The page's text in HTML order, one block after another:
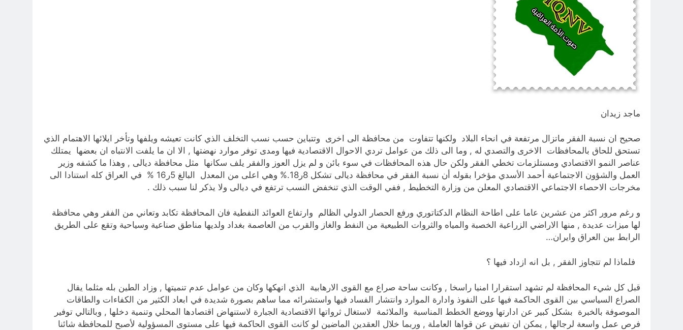
ماجد زيدان
صحيح ان نسبة الفقر ماتزال مرتفعة في انحاء البلاد ولكنها تتفاوت من محافظة الى اخرى وتتباين حسب نسب التخلف الذي كانت تعيشه ويلفها وتأخر ايلائها الاهتمام الذي
تستحق للحاق بالمحافظات الاخرى والتصدي له , وما الى ذلك من عوامل تردي الاحوال الاقتصادية فيها ومدى توفر موارد نهضتها , الا ان ما يلفت الانتباه ان بعضها يمتلك
عناصر النمو الاقتصادي ومستلزمات تخطي الفقر ولكن حال هذه المحافظات في سوء بائن و لم يزل العوز والفقر يلف سكانها مثل محافظة ديالى , وهذا ما كشفه وزير
العمل والشؤون الاجتماعية أحمد الأسدي مؤخرا بقوله أن نسبة الفقر في محافظة ديالى تشكل 8ر18.% وهي اعلى من المعدل البالغ 5ر16 % في العراق كله استنادا الى
مخرجات الاحصاء الاجتماعي الاقتصادي المعلن من وزارة التخطيط , ففي الوقت الذي تنخفض النسب ترتفع في ديالى ولا يذكر لنا سبب ذلك .
و رغم مرور اكثر من عشرين عاما على اطاحة النظام الدكتاتوري ورفع الحصار الدولي الظالم وارتفاع العوائد النفطية فان المحافظة تكابد وتعاني من الفقر وهي محافظة
لها ميزات عديدة , منها الاراضي الزراعية الخصبة والمياه والثروات الطبيعية من النفط والغاز والقرب من العاصمة بغداد ولديها مناطق صناعية وسياحية وتقع على الطريق
الرابط بين العراق وايران…
فلماذا لم تتجاوز الفقر , بل انه ازداد فيها ؟
قبل كل شيء المحافظة لم تشهد استقرارا امنيا راسخا , وكانت ساحة صراع مع القوى الارهابية الذي انهكها وكان من عوامل عدم تنميتها , وزاد الطين بله مثلما يقال
الصراع السياسي بين القوى الحاكمة فيها على النفوذ وادارة الموارد وانتشار الفساد فيها واستشرائه مما ساهم بصورة شديدة في ابعاد الكثير من الكفاءات والطاقات
الموصوفة بالخبرة بشكل كبير عن ادارتها ووضع الخطط المناسبة والملائمة لاستغال ثرواتها الاقتصادية الجبارة لاستنهاض اقتصادها المحلي وتنمية دخلها , وبالتالي توفير
فرص عمل واسعة لرجالها , يمكن ان تفيض عن قواها العاملة , وربما خلال العقدين الماضين لو كانت القوى الحاكمة فيها على مستوى المسؤولية لأصبح للمحافظة شائنا